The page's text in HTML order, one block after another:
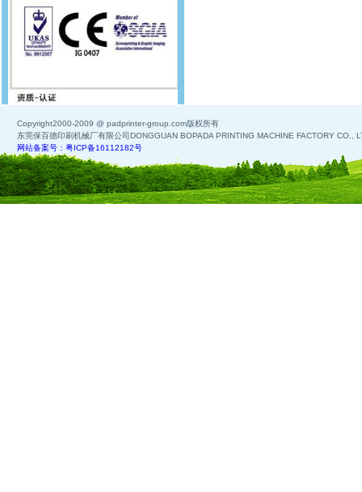
Copyright2000-2009 @ padprinter-group.com版权所有
东莞保百德印刷机械厂有限公司DONGGUAN BOPADA PRINTING MACHINE FACTORY CO.,
网站备案号：粤ICP备16112182号